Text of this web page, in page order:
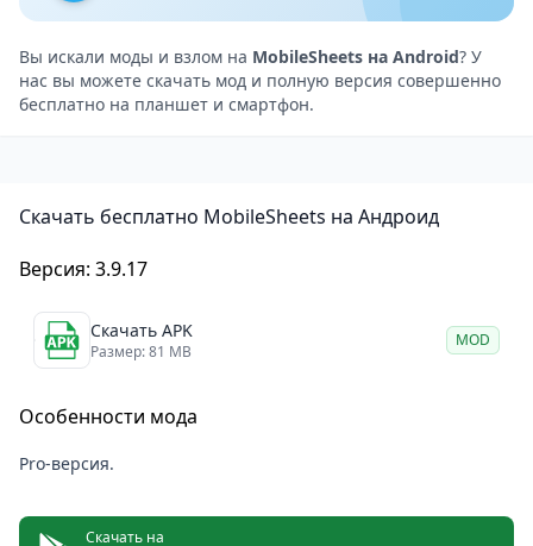
аннотации прямо на партитуры и использовать
педаль для перелистывания страниц. Система
синхронизации позволяет работать с одной
библиотекой на нескольких устройствах
Полная замена бумажных нотных сборников и
Поддержка различных форматов нот и гитарных
табулатур
Система аннотаций и пометок прямо на партитурах
перелистывания
Быстрый поиск и организация библиотеки по
Обучение и прогресс
Вы искали моды и взлом на MobileSheets на Android? У
нас вы можете скачать мод и полную версия совершенно
бесплатно на планшет и смартфон.
Скачать бесплатно MobileSheets на Андроид
Версия: 3.9.17
Скачать APK
Размер: 81 MB
MOD
Особенности мода
Pro-версия.
Скачать на